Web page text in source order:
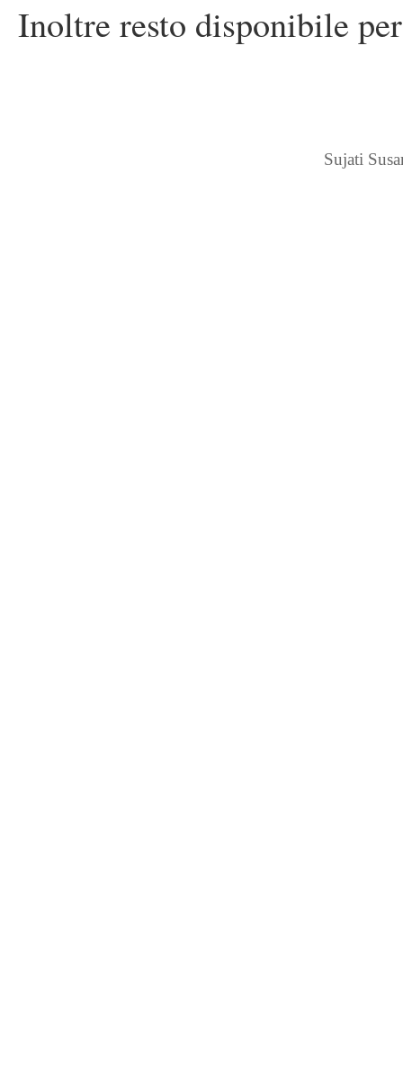
Inoltre resto disponibile
Sujati